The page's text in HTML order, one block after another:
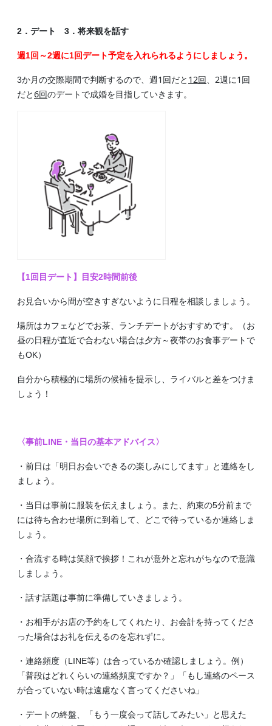
2．デート 3．将来観を話す
週1回～2週に1回デート予定を入れられるようにしましょう。
3か月の交際期間で判断するので、 週1回だと 12回、2週に1回
だと6回のデートで成婚を目指していきます。
【1回目デート】目安2時間前後
お見合いから間が空きすぎないように日程を相談しましょう。
場所はカフェなどでお茶、ランチデートがおすすめです。（お
昼の日程が直近で合わない場合は夕方～夜帯のお食事デートで
もOK）
自分から積極的に場所の候補を提示し、ライバルと差をつけま
しょう！
〈事前LINE・当日の基本アドバイス〉
・前日は「明日お会いできるの楽しみにしてます」と連絡をし
ましょう。
・当日は事前に服装を伝えましょう。また、約束の5分前まで
には待ち合わせ場所に到着して、どこで待っているか連絡しま
しょう。
・合流する時は笑顔で挨拶！これが意外と忘れがちなので意識
しましょう。
・話す話題は事前に準備していきましょう。
・お相手がお店の予約をしてくれたり、お会計を持ってくださ
った場合はお礼を伝えるのを忘れずに。
・連絡頻度（LINE等）は合っているか確認しましょう。例）
「普段はどれくらいの連絡頻度ですか？」「もし連絡のペース
が合っていない時は遠慮なく言ってくださいね」
・デートの終盤、「もう一度会って話してみたい」と思えた